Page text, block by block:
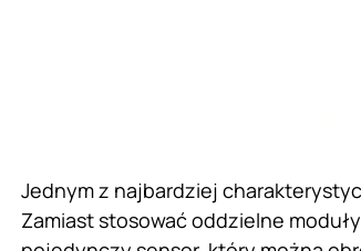
Jednym z najbardziej
Zamiast stosować oddzielne